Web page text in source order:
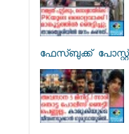
ഫേസ്ബുക്ക്